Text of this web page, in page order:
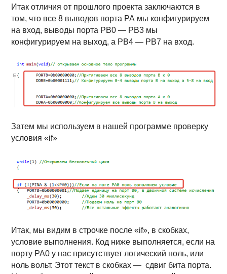
Итак отличия от прошлого проекта заключаются в
том, что все 8 выводов порта РА мы конфигурируем
на вход, выводы порта РВ0 — РВ3 мы
конфигурируем на выход, а РВ4 — РВ7 на вход.
Затем мы используем в нашей программе проверку
условия «if»
Итак, мы видим в строчке после «if», в скобках,
условие выполнения. Код ниже выполняется, если на
порту PA0 у нас присутствует логический ноль, или
ноль вольт. Этот текст в скобках — сдвиг бита порта.